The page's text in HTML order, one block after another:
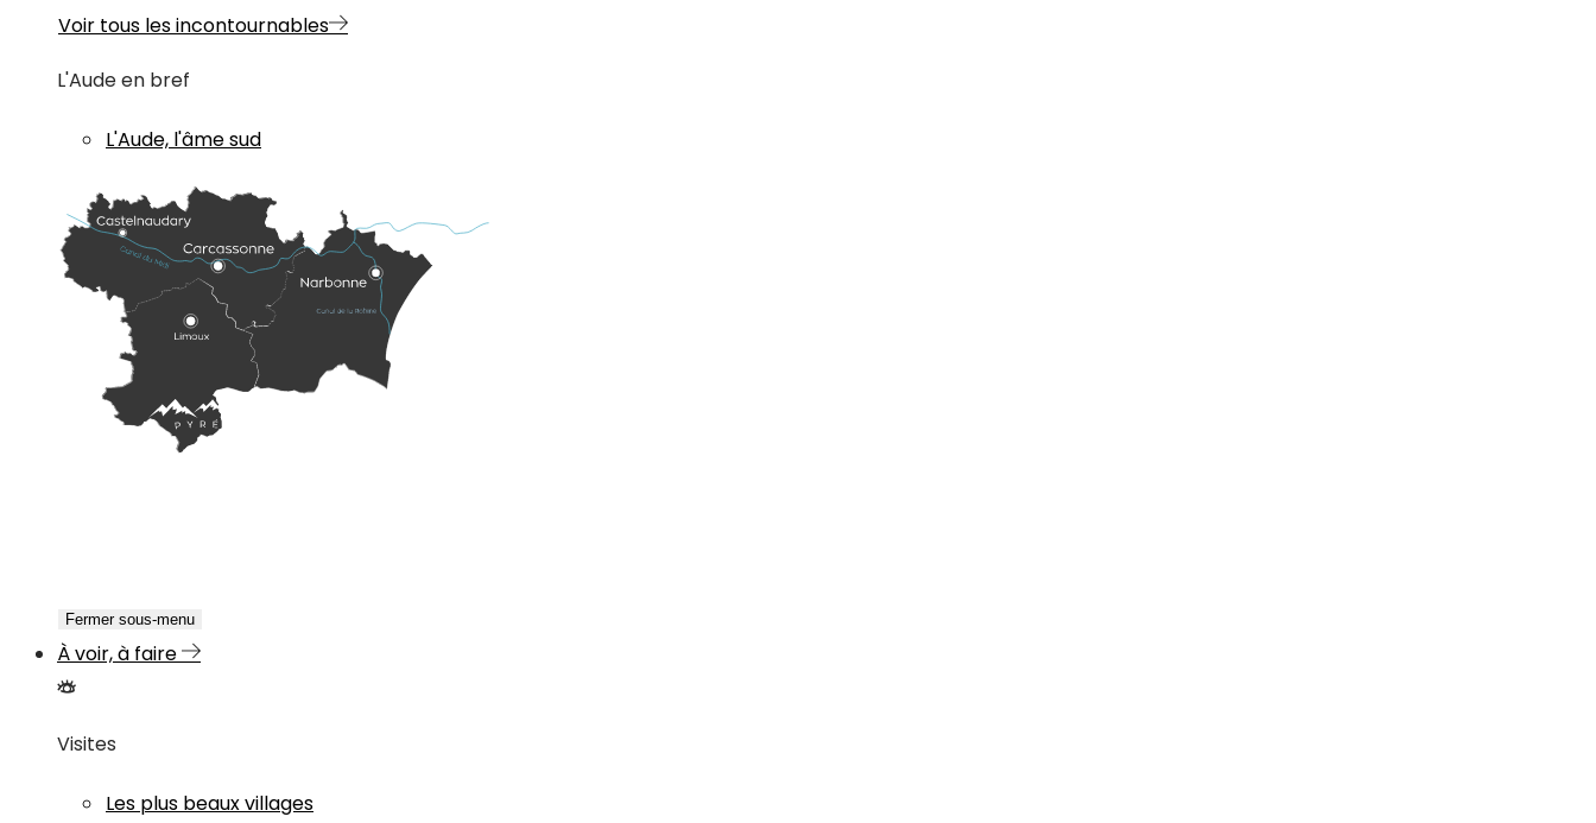
Voir tous les incontournables
L'Aude en bref
L'Aude, l'âme sud
Fermer sous-menu
À voir, à faire
Visites
Les plus beaux villages